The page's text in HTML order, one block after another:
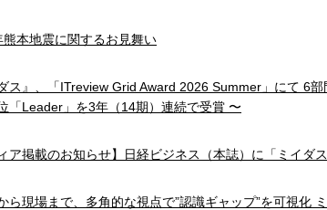
熊本地震に関するお見舞い
ダス』、「ITreview Grid Award 2026 Summer」にて 6
「Leader」を3年（14期）連続で受賞 〜
ア掲載のお知らせ】日経ビジネス（本誌）に「ミイダ
ら現場まで、多角的な視点で”認識ギャップ”を可視化